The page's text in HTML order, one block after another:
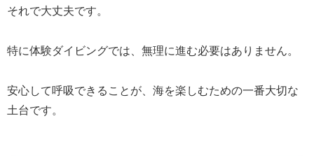
それで大丈夫です。
特に体験ダイビングでは、無理に進む必要はありません。
安心して呼吸できることが、海を楽しむための一番大切な
土台です。